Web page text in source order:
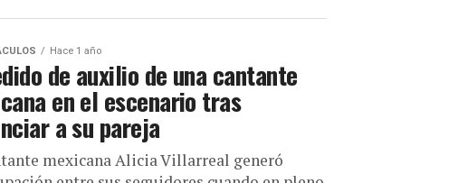
Hace 1 año
de auxilio de una cantante
en el escenario tras
a su pareja
mexicana Alicia Villarreal generó